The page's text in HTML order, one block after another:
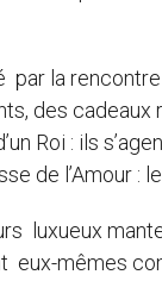
rencontre
des cadeaux
Roi : ils
de l’Amour :
eux-mêmes